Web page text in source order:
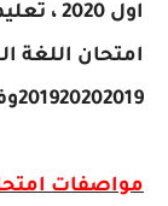
اول
امتحان اللغة
201920202019وفقا للنظام الجديد
مواصفات امتحان